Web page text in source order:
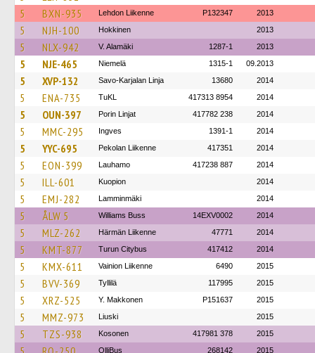
5 BXN-935 Lehdon Liikenne P132347 2013
5 NJH-100 Hokkinen 2013
5 NLX-942 V. Alamäki 1287-1 2013
5 NJE-465 Niemelä 1315-1 09.2013
5 XVP-132 Savo-Karjalan Linja 13680 2014
5 ENA-735 TuKL 417313 8954 2014
5 OUN-397 Porin Linjat 417782 238 2014
5 MMC-295 Ingves 1391-1 2014
5 YYC-695 Pekolan Liikenne 417351 2014
5 EON-399 Lauhamo 417238 887 2014
5 ILL-601 Kuopion 2014
5 EMJ-282 Lamminmäki 2014
5 ÅLW 5 Williams Buss 14EXV0002 2014
5 MLZ-262 Härmän Liikenne 47771 2014
5 KMT-877 Turun Citybus 417412 2014
5 KMX-611 Vainion Liikenne 6490 2015
5 BVV-369 Tyllilä 117995 2015
5 XRZ-525 Y. Makkonen P151637 2015
5 MMZ-973 Liuski 2015
5 TZS-938 Kosonen 417981 378 2015
OlliBus 268142 2015